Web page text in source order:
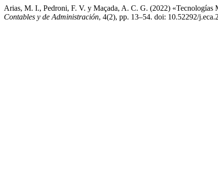
Arias, M. I., Pedroni, F. V. y Maçada, A. C. G. (2022)
Contables y de Administración, 4(2), pp. 13–54. doi: 10.52292/